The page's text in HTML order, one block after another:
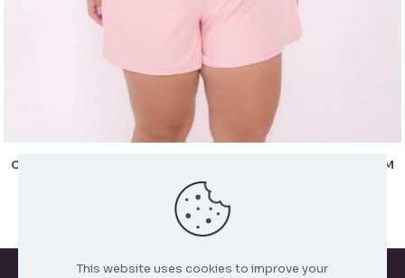
CONJUNTO SHORT BOX DUPLO POLIAMIDA GELADINHO COM
ELASTICO PALA PLUS SIZE
R$60,00
This website uses cookies to improve your